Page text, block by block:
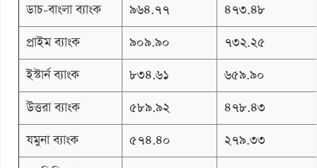
ডাচ-বাংলা ব্যাংক
৯৬৪.৭৭
৪৭৩.৪৮
প্রাইম ব্যাংক
৯০৯.৯০
৭৩২.২৫
ইস্টার্ন ব্যাংক
৮৩৪.৬১
৬৫৯.৯০
উত্তরা ব্যাংক
৫৮৯.৯২
৪৭৮.৪৩
যমুনা ব্যাংক
৫৭৪.৪০
২৭৯.৩৩